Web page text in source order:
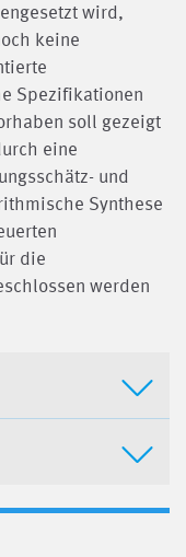
wird,
keine
Spezifikationen
soll gezeigt
eine
und
Synthese
die
werden